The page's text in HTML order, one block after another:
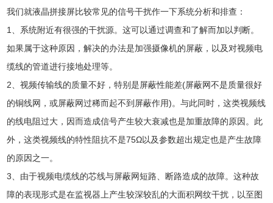
我们就液晶拼接屏比较常见的信号干扰作一下系统分析和排查：
1、系统附近有很强的干扰源。这可以通过调查和了解而加以判断。
如果属于这种原因，解决的办法是加强摄像机的屏蔽，以及对视频电
缆线的管道进行接地处理等。
2、视频传输线的质量不好，特别是屏蔽性能差(屏蔽网不是质量很好
的铜线网，或屏蔽网过稀而起不到屏蔽作用)。与此同时，这类视频线
的线电阻过大，因而造成信号产生较大衰减也是加重故障的原因。此
外，这类视频线的特性阻抗不是75Ω以及参数超出规定也是产生故障
的原因之一。
3、由于视频电缆线的芯线与屏蔽网短路、断路造成的故障。这种故
障的表现形式是在监视器上产生较深较乱的大面积网纹干扰，以至图